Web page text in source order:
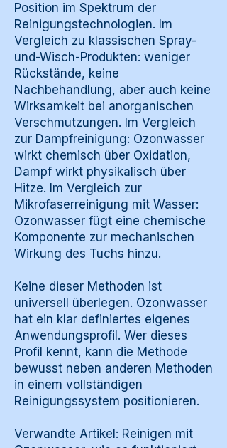
Position im Spektrum der
Reinigungstechnologien. Im
Vergleich zu klassischen Spray-
und-Wisch-Produkten: weniger
Rückstände, keine
Nachbehandlung, aber auch keine
Wirksamkeit bei anorganischen
Verschmutzungen. Im Vergleich
zur Dampfreinigung: Ozonwasser
wirkt chemisch über Oxidation,
Dampf wirkt physikalisch über
Hitze. Im Vergleich zur
Mikrofaserreinigung mit Wasser:
Ozonwasser fügt eine chemische
Komponente zur mechanischen
Wirkung des Tuchs hinzu.
Keine dieser Methoden ist
universell überlegen. Ozonwasser
hat ein klar definiertes eigenes
Anwendungsprofil. Wer dieses
Profil kennt, kann die Methode
bewusst neben anderen Methoden
in einem vollständigen
Reinigungssystem positionieren.
Verwandte Artikel: Reinigen mit